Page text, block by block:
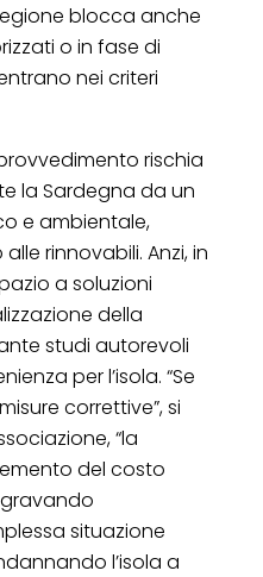
blocca anche
o in fase di
nei criteri
rischia
la Sardegna da un
e ambientale,
rinnovabili. Anzi, in
a soluzioni
della
studi autorevoli
per l’isola. “Se
correttive”, si
“la
del costo
situazione
l’isola a